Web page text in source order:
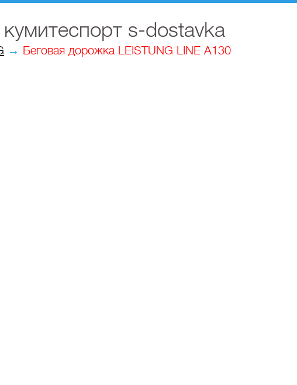
s-dostavka
→ Беговая дорожка LEISTUNG LINE A130